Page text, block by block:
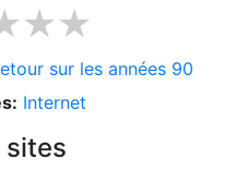
sur les années 90
Internet
sites